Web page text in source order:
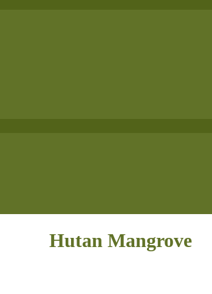
Hutan Mangrove